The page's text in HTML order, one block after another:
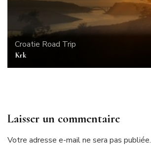
Croatie Road Trip
Krk
Laisser un commentaire
Votre adresse e-mail ne sera pas publiée.